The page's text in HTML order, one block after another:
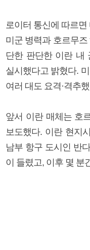
로이터 통신에 따르
미군 병력과 호르무
단한 판단한 이란 내
실시했다고 밝혔다.
여러 대도 요격·격추
앞서 이란 매체는 호
보도했다. 이란 현지
남부 항구 도시인 반
이 들렸고, 이후 몇 분